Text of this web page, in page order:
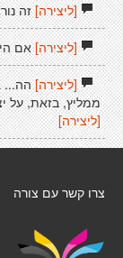
[ליצירה]זה
[ליצירה]אם
[ליצירה]הה...
ממליץ, בזאת, על
[ליצירה]
צרו קשר עם צורה